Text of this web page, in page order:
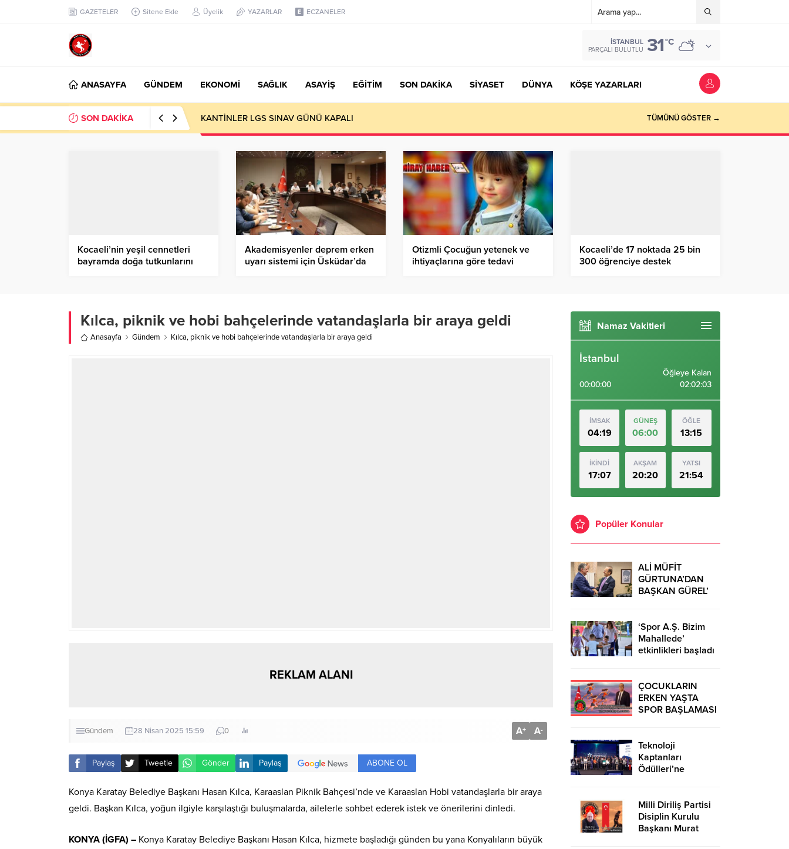
GAZETELER Sitene Ekle Üyelik YAZARLAR ECZANELER
İSTANBUL
PARÇALI BULUTLU 31°C
ANASAYFA GÜNDEM EKONOMİ SAĞLIK ASAYİŞ EĞİTİM SON DAKİKA SİYASET DÜNYA KÖŞE YAZARLARI
SON DAKİKA KANTİNLER LGS SINAV GÜNÜ KAPALI TÜMÜNÜ GÖSTER →
Kocaeli’nin yeşil cennetleri
bayramda doğa tutkunlarını
Akademisyenler deprem erken
uyarı sistemi için Üsküdar’da
Otizmli Çocuğun yetenek ve
ihtiyaçlarına göre tedavi
Kocaeli’de 17 noktada 25 bin
300 öğrenciye destek
Kılca, piknik ve hobi bahçelerinde vatandaşlarla bir araya geldi
Anasayfa Gündem Kılca, piknik ve hobi bahçelerinde vatandaşlarla bir araya geldi
REKLAM ALANI
Gündem 28 Nisan 2025 15:59 0 A+ A-
Paylaş Tweetle Gönder Paylaş ABONE OL
Konya Karatay Belediye Başkanı Hasan Kılca, Karaaslan Piknik Bahçesi’nde ve Karaaslan Hobi vatandaşlarla bir araya
geldi. Başkan Kılca, yoğun ilgiyle karşılaştığı buluşmalarda, ailelerle sohbet ederek istek ve önerilerini dinledi.
KONYA (İGFA) – Konya Karatay Belediye Başkanı Hasan Kılca, hizmete başladığı günden bu yana Konyalıların büyük
Namaz Vakitleri
İstanbul
00:00:00
Öğleye Kalan
02:02:02
İMSAK
04:19
GÜNEŞ
06:00
ÖĞLE
13:15
İKİNDİ
17:07
AKŞAM
20:20
YATSI
21:54
Popüler Konular
ALİ MÜFİT
GÜRTUNA’DAN
BAŞKAN GÜREL’
‘Spor A.Ş. Bizim
Mahallede’
etkinlikleri başladı
ÇOCUKLARIN
ERKEN YAŞTA
SPOR BAŞLAMASI
UZAK TUTUMUŞ
OLACAKTIR
Teknoloji
Kaptanları
Ödülleri’ne
Milli Diriliş Partisi
Disiplin Kurulu
Başkanı Murat